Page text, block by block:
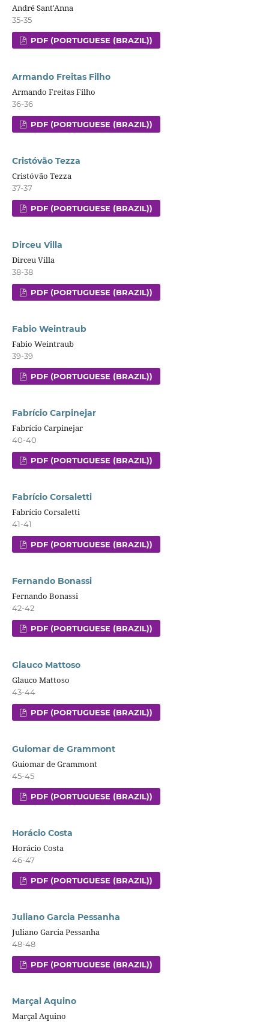
André Sant'Anna
35-35
PDF (PORTUGUESE (BRAZIL))
Armando Freitas Filho
Armando Freitas Filho
36-36
PDF (PORTUGUESE (BRAZIL))
Cristóvão Tezza
Cristóvão Tezza
37-37
PDF (PORTUGUESE (BRAZIL))
Dirceu Villa
Dirceu Villa
38-38
PDF (PORTUGUESE (BRAZIL))
Fabio Weintraub
Fabio Weintraub
39-39
PDF (PORTUGUESE (BRAZIL))
Fabrício Carpinejar
Fabrício Carpinejar
40-40
PDF (PORTUGUESE (BRAZIL))
Fabrício Corsaletti
Fabrício Corsaletti
41-41
PDF (PORTUGUESE (BRAZIL))
Fernando Bonassi
Fernando Bonassi
42-42
PDF (PORTUGUESE (BRAZIL))
Glauco Mattoso
Glauco Mattoso
43-44
PDF (PORTUGUESE (BRAZIL))
Guiomar de Grammont
Guiomar de Grammont
45-45
PDF (PORTUGUESE (BRAZIL))
Horácio Costa
Horácio Costa
46-47
PDF (PORTUGUESE (BRAZIL))
Juliano Garcia Pessanha
Juliano Garcia Pessanha
48-48
PDF (PORTUGUESE (BRAZIL))
Marçal Aquino
Marçal Aquino